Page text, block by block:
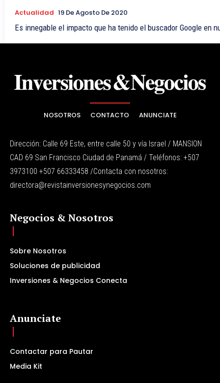
Actualidad 19 De Agosto De 2020
Es innegable el impacto que ha tenido el buscador Google en
NOSOTROS CONTACTO ANUNCIATE
Dirección: Calle 69 Este, entre calle 50 y vía Israel / MANSION
CAD 69 San Francisco Ciudad de Panamá / Teléfonos: +507
3973100 +507 66333458 /Contacta con nosotros:
directora@revistainversionesynegocios.com
Negocios & Nosotros
Sobre Nosotros
Soluciones de publicidad
Inversiones & Negocios Conecta
Anunciate
Contactar para Pautar
Media Kit